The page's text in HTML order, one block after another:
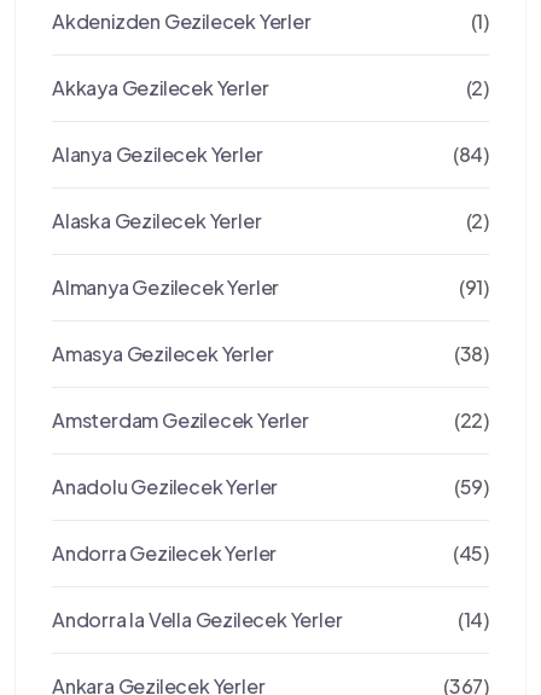
Akdenizden Gezilecek Yerler (1)
Akkaya Gezilecek Yerler (2)
Alanya Gezilecek Yerler (84)
Alaska Gezilecek Yerler (2)
Almanya Gezilecek Yerler (91)
Amasya Gezilecek Yerler (38)
Amsterdam Gezilecek Yerler (22)
Anadolu Gezilecek Yerler (59)
Andorra Gezilecek Yerler (45)
Andorra la Vella Gezilecek Yerler (14)
Ankara Gezilecek Yerler (367)